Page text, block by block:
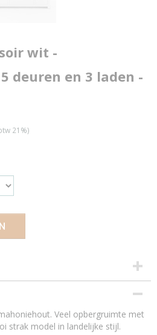
wit -
deuren en 3 laden -
21%)
meubels?
Veel opbergruimte met
strak model in landelijke stijl.